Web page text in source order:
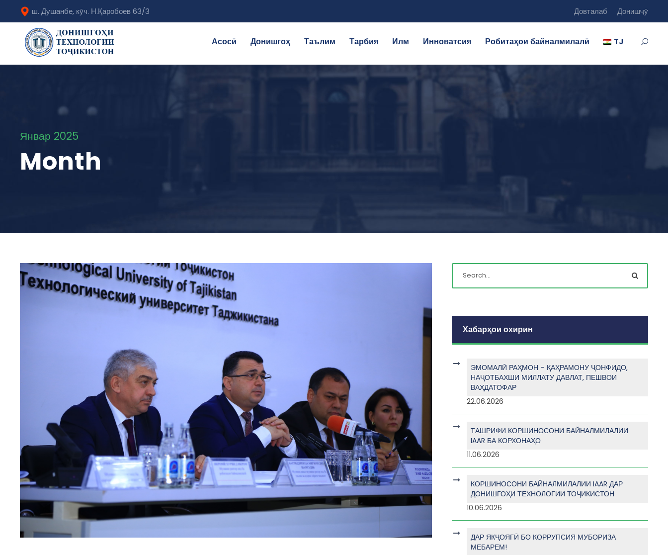
ш. Душанбе, кӯч. Н.Қаробоев 63/3 Довталаб Донишҷӯ
Асосӣ Донишгоҳ Таълим Тарбия Илм Инноватсия Робитаҳои байналмилалӣ TJ
Январ 2025
Month
Хабарҳои охирин
ЭМОМАЛӢ РАҲМОН – ҚАҲРАМОНУ ҶОНФИДО,
НАҶОТБАХШИ МИЛЛАТУ ДАВЛАТ, ПЕШВОИ
ВАҲДАТОФАР
22.06.2026
ТАШРИФИ КОРШИНОСОНИ БАЙНАЛМИЛАЛИИ
IAAR БА КОРХОНАҲО
11.06.2026
КОРШИНОСОНИ БАЙНАЛМИЛАЛИИ IAAR ДАР
ДОНИШГОҲИ ТЕХНОЛОГИИ ТОҶИКИСТОН
10.06.2026
ДАР ЯКҶОЯГӢ БО КОРРУПСИЯ МУБОРИЗА
МЕБАРЕМ!